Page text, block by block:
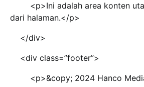
<p>Ini adalah area konten
dari halaman.</p>
</div>
<div class=”footer”>
<p>&copy; 2024 Hanco